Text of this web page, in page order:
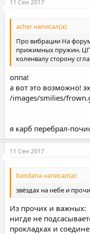
11 Сен 2017
acher написал(а):
Про вибрации На
прижимных пружин.
коленвалу сторону
оппа!
а вот это возможно!
/images/smilies/
я карб перебрал-
11 Сен 2017
bandana написал(а):
звёздах на небе и
Из прочих и важных:
нигде не
прокладках и